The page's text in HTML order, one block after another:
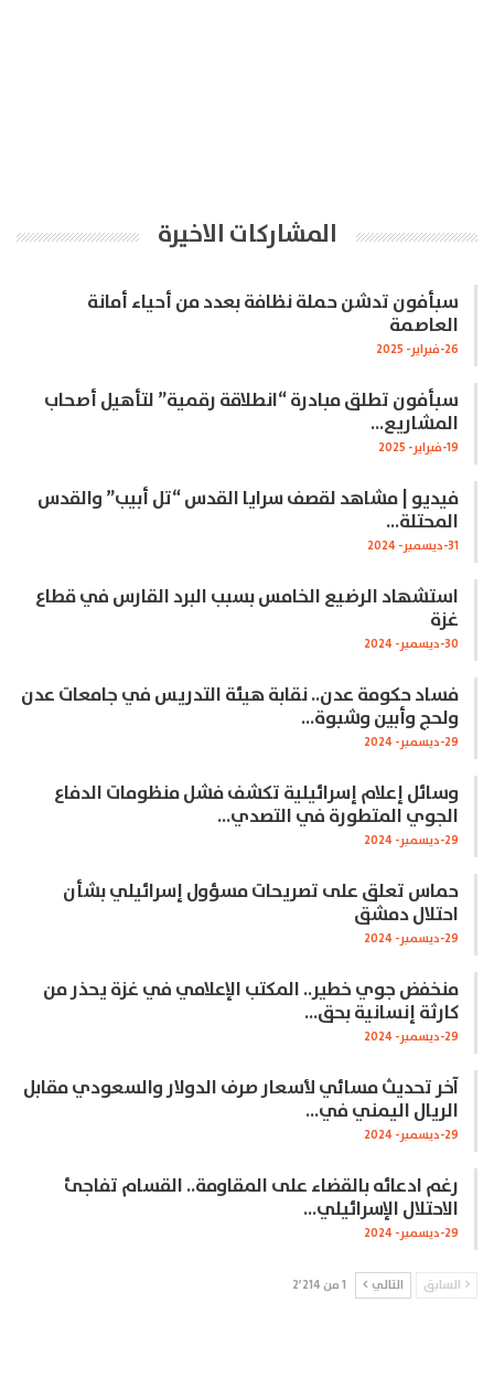
المشاركات الاخيرة
سبأفون تدشن حملة نظافة بعدد من أحياء أمانة
العاصمة
26-فبراير- 2025
سبأفون تطلق مبادرة “انطلاقة رقمية” لتأهيل أصحاب
المشاريع…
19-فبراير- 2025
فيديو | مشاهد لقصف سرايا القدس “تل أبيب” والقدس
المحتلة…
31-ديسمبر- 2024
استشهاد الرضيع الخامس بسبب البرد القارس في قطاع
غزة
30-ديسمبر- 2024
فساد حكومة عدن.. نقابة هيئة التدريس في جامعات عدن
ولحج وأبين وشبوة…
29-ديسمبر- 2024
وسائل إعلام إسرائيلية تكشف فشل منظومات الدفاع
الجوي المتطورة في التصدي…
29-ديسمبر- 2024
حماس تعلق على تصريحات مسؤول إسرائيلي بشأن
احتلال دمشق
29-ديسمبر- 2024
منخفض جوي خطير.. المكتب الإعلامي في غزة يحذر من
كارثة إنسانية بحق…
29-ديسمبر- 2024
آخر تحديث مسائي لأسعار صرف الدولار والسعودي مقابل
الريال اليمني في…
29-ديسمبر- 2024
رغم ادعائه بالقضاء على المقاومة.. القسام تفاجئ
الاحتلال الإسرائيلي…
29-ديسمبر- 2024
السابق التالي 1 من 2٬214